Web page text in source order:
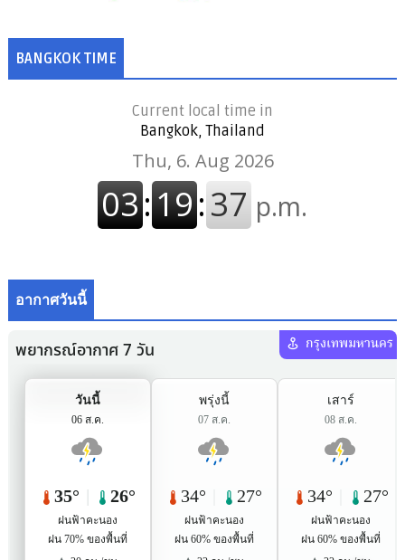
BANGKOK TIME
Current local time in
Bangkok, Thailand
อากาศวันนี้